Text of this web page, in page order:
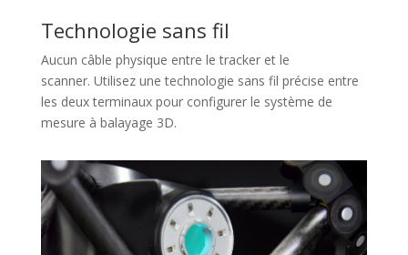
Technologie sans fil
Aucun câble physique entre le tracker et le
scanner. Utilisez une technologie sans fil précise entre
les deux terminaux pour configurer le système de
mesure à balayage 3D.